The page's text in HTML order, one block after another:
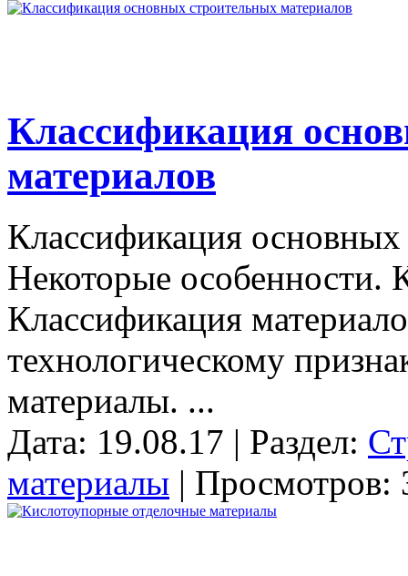
Классификация
материалов
Классификация
Некоторые особенности.
Классификация
технологическому
материалы. ...
Дата: 19.08.17 | Раздел:
материалы | Просмотров: